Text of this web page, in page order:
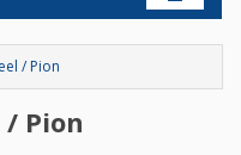
/ Pion
Pion